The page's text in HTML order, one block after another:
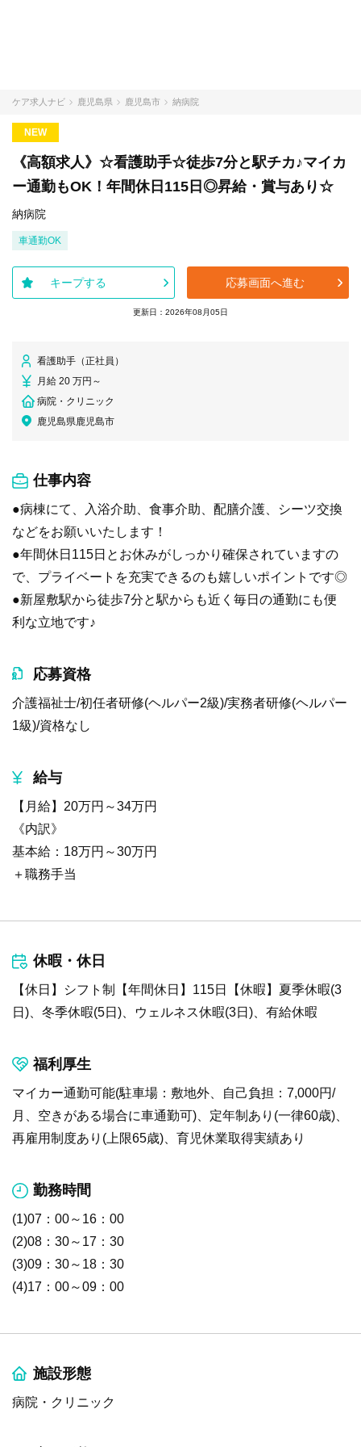
ケア求人ナビ 鹿児島県 鹿児島市 納病院
NEW
《高額求人》☆看護助手☆徒歩7分と駅チカ♪マイカ
ー通勤もOK！年間休日115日◎昇給・賞与あり☆
納病院
車通勤OK
キープする 応募画面へ進む
更新日：2026年08月05日
看護助手（正社員）
月給 20 万円～
病院・クリニック
鹿児島県鹿児島市
仕事内容
●病棟にて、入浴介助、食事介助、配膳介護、シーツ交換
などをお願いいたします！
●年間休日115日とお休みがしっかり確保されていますの
で、プライベートを充実できるのも嬉しいポイントです◎
●新屋敷駅から徒歩7分と駅からも近く毎日の通勤にも便
利な立地です♪
応募資格
介護福祉士/初任者研修(ヘルパー2級)/実務者研修(ヘルパー
1級)/資格なし
給与
【月給】20万円～34万円
《内訳》
基本給：18万円～30万円
＋職務手当
休暇・休日
【休日】シフト制【年間休日】115日【休暇】夏季休暇(3
日)、冬季休暇(5日)、ウェルネス休暇(3日)、有給休暇
福利厚生
マイカー通勤可能(駐車場：敷地外、自己負担：7,000円/
月、空きがある場合に車通勤可)、定年制あり(一律60歳)、
再雇用制度あり(上限65歳)、育児休業取得実績あり
勤務時間
(1)07：00～16：00
(2)08：30～17：30
(3)09：30～18：30
(4)17：00～09：00
施設形態
病院・クリニック